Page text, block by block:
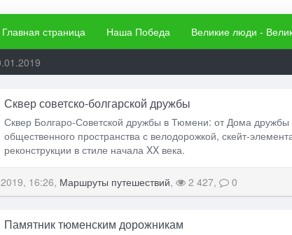
Главная страница Наша Победа Великие люди -
Сквер советско-болгарской дружбы
Сквер Болгаро-Советской дружбы в Тюмени: от Дома дружбы
общественного пространства с велодорожкой, скейт-
реконструкции в стиле начала XX века.
16:26, Маршруты путешествий, 2 427, 0
Памятник тюменским дорожникам